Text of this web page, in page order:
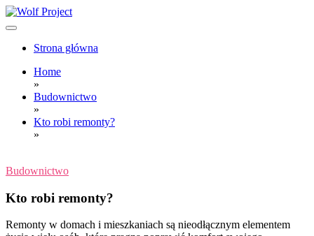
Skip
to
Wolf Project
Strona główna
Home
»
Budownictwo
»
Kto robi remonty?
»
Budownictwo
Kto robi remonty?
Remonty w domach i mieszkaniach są nieodłącznym elementem